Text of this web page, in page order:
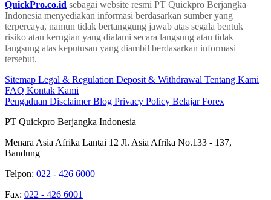
QuickPro.co.id sebagai website resmi PT Quickpro Berjangka
Indonesia menyediakan informasi berdasarkan sumber yang
terpercaya, namun tidak bertanggung jawab atas segala bentuk
risiko atau kerugian yang dialami secara langsung atau tidak
langsung atas keputusan yang diambil berdasarkan informasi
tersebut.
Sitemap Legal & Regulation Deposit & Withdrawal Tentang Kami
FAQ Kontak Kami
Pengaduan DisclaimerBlog Privacy Policy Belajar Forex
PT Quickpro Berjangka Indonesia
Menara Asia Afrika Lantai 12 Jl. Asia Afrika No.133 - 137,
Bandung
Telpon: 022 - 426 6000
Fax: 022 - 426 6001